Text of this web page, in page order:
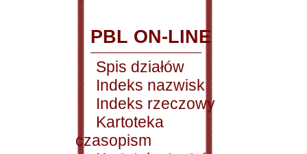
PBL ON-LINE
Spis działów
Indeks nazwisk
Indeks rzeczowy
Kartoteka
czasopism